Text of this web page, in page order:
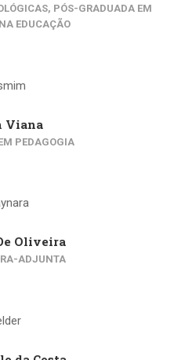
PÓS-GRADUADA EM
EDUCAÇÃO
Viana
PEDAGOGIA
Oliveira
ADJUNTA